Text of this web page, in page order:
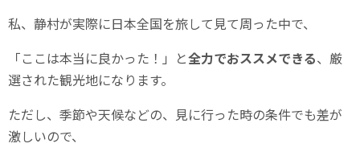
私、静村が実際に日本全国を旅して見て周った中で、
「ここは本当に良かった！」と全力でおススメできる、厳
選された観光地になります。
ただし、季節や天候などの、見に行った時の条件でも差が
激しいので、